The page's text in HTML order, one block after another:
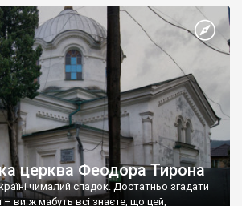
церква Феодора Тирона
чималий спадок. Достатньо згадати
– ви ж мабуть всі знаєте, що цей,